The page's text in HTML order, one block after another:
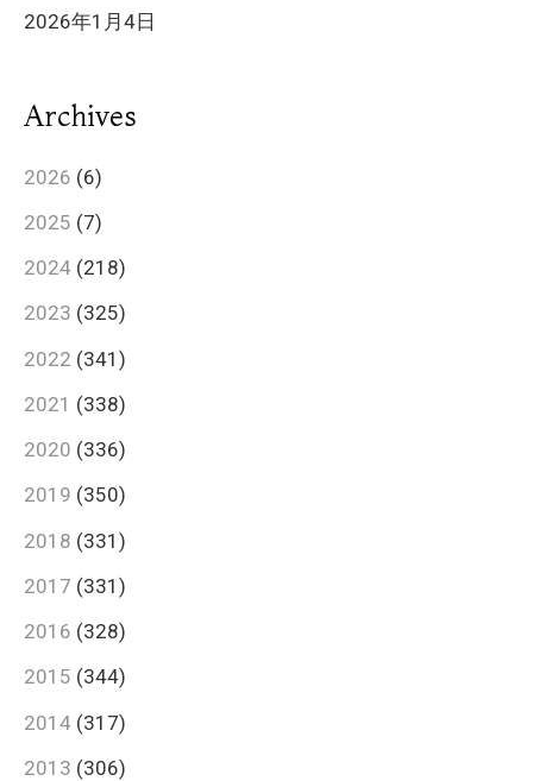
2026年1月4日
Archives
2026 (6)
2025 (7)
2024 (218)
2023 (325)
2022 (341)
2021 (338)
2020 (336)
2019 (350)
2018 (331)
2017 (331)
2016 (328)
2015 (344)
2014 (317)
2013 (306)